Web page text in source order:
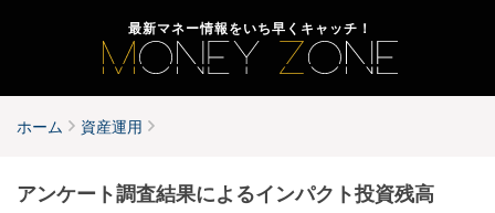
最新マネー情報をいち早くキャッチ！
ホーム 資産運用
アンケート調査結果によるインパクト投資残高